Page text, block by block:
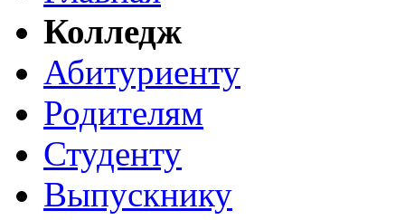
Колледж
Абитуриенту
Родителям
Студенту
Выпускнику